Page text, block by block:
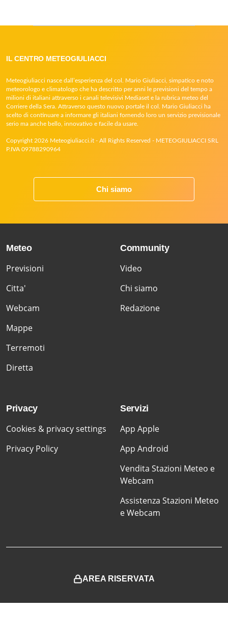
IL CENTRO METEOGIULIACCI
Meteogiuliacci nasce dall’esperienza del col. Mario Giuliacci, simpatico e noto
meteorologo e climatologo che ha descritto per anni le previsioni del tempo a
milioni di italiani attraverso i canali televisivi Mediaset e la rubrica meteo del
Corriere della Sera. Attraverso questo nuovo portale il col. Mario Giuliacci ha
scelto di continuare a informare gli italiani fornendo loro un servizio previsionale
serio ma anche bello, innovativo e facile da usare.
Copyright 2026 Meteogiuliacci.it - All Rights Reserved - METEOGIULIACCI SRL
P.IVA 09788290964
Chi siamo
Meteo
Previsioni
Citta'
Webcam
Mappe
Terremoti
Diretta
Community
Video
Chi siamo
Redazione
Privacy
Cookies & privacy settings
Privacy Policy
Servizi
App Apple
App Android
Vendita Stazioni Meteo e
Webcam
Assistenza Stazioni Meteo
e Webcam
AREA RISERVATA